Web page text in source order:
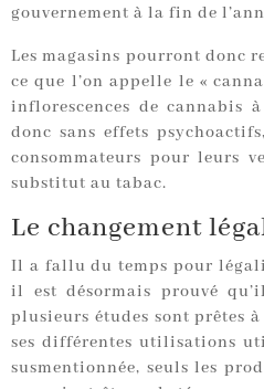
gouvernement à la fin de
Les magasins pourront donc
ce que l’on appelle le «
inflorescences de cannabis
donc sans effets
consommateurs pour leurs
substitut au tabac.
Le changement
Il a fallu du temps pour
il est désormais prouvé
plusieurs études sont prêtes
ses différentes utilisations
susmentionnée, seuls les